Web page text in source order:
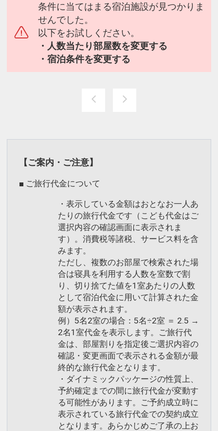
条件に当てはまる宿泊施設が見つかりま
せんでした。
以下をお試しください。
・人数当たり部屋数を変更する
・宿泊条件を変更する
【ご案内・ご注意】
■ ご旅行代金について
・表示している金額はおとなお一人あ
たりの旅行代金です（こども代金はご
選択内容の確認画面に表示されま
す）。消費税等諸税、サービス料を含
みます。
ただし、複数のお部屋で検索された場
合は寝具を利用する人数を室数で割
り、切り捨てた値を1室あたりの人数
として宿泊代金に用いて計算された金
額が表示されます。
例）5名2室の場合：5名÷2室 ＝ 2.5 →
2名1室代金を表示します。ご旅行代
金は、部屋割りを指定後ご選択内容の
確認・変更画面で表示される金額が最
終的な旅行代金となります。
・ダイナミックパッケージの性質上、
予約確定までの間に旅行代金が変動す
る可能性があります。ご予約成立時に
表示されている旅行代金での契約成立
となります。あらかじめご了承の上お